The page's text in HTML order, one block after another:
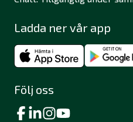
Ladda ner vår app
Följ oss